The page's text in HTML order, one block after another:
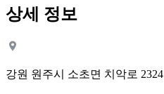
상세 정보
강원 원주시 소초면 치악로 2324